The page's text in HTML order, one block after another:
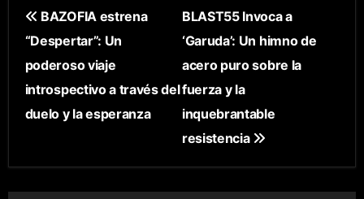
N
A
V
E
A
BAZOFIA estrena
“Despertar”: Un
poderoso viaje
introspectivo a través del
duelo y la esperanza
BLAST55 Invoca a
‘Garuda’: Un himno de
acero puro sobre la
fuerza y la
inquebrantable
resistencia